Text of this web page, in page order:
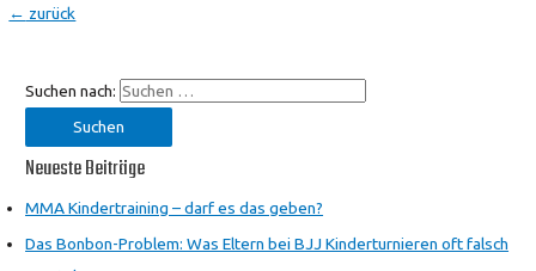
← zurück
Suchen nach:
Neueste Beiträge
MMA Kindertraining – darf es das geben?
Das Bonbon-Problem: Was Eltern bei BJJ Kinderturnieren oft falsch